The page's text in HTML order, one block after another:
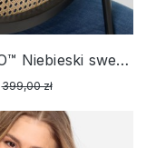
LENZING™ ECOVERO™ Niebieski sweter damski Henny - New Passion
399,00 zł